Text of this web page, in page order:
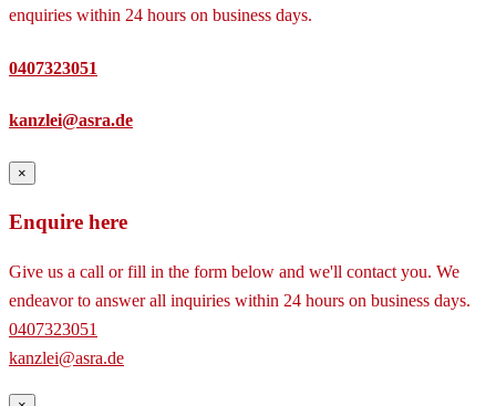
enquiries within 24 hours on business days.
0407323051
kanzlei@asra.de
×
Enquire here
Give us a call or fill in the form below and we'll contact you. We
endeavor to answer all inquiries within 24 hours on business days.
0407323051
kanzlei@asra.de